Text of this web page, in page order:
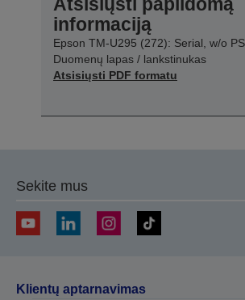
Atsisiųsti papildomą
informaciją
Epson TM-U295 (272): Serial, w/o
Duomenų lapas / lankstinukas
Atsisiųsti PDF formatu
Sekite mus
Klientų aptarnavimas